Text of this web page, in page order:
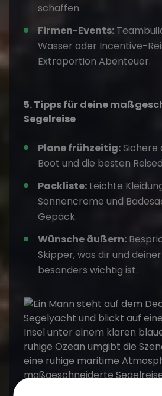
schaffen.
Firmen-Events:
Wasser oder Incentive-
Extraportion Abenteuer.
5. Tipps für deine
Segelreise
Plane frühzeitig:Sichere
Boot und die besten
Packliste: Leichte
Sonnencreme und
Gepäck.
Wünsche äußern:
Skipper, was dir und
besonders wichtig ist.